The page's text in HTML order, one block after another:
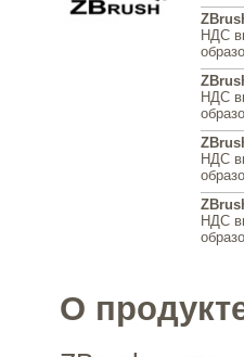
НДС
НДС
НДС
НДС
О